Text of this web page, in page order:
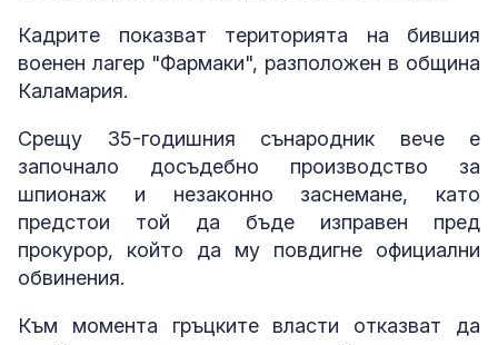
Кадрите показват територията на бившия
военен лагер "Фармаки", разположен в община
Каламария.
Срещу 35-годишния сънародник вече е
започнало досъдебно производство за
шпионаж и незаконно заснемане, като
предстои той да бъде изправен пред
прокурор, който да му повдигне официални
обвинения.
Към момента гръцките власти отказват да